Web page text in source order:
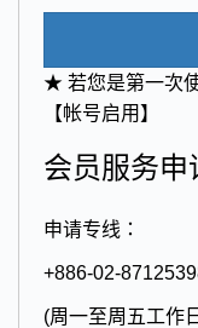
★ 若您是第一次
【帐号启用】
会员服务申
申请专线：
+886-02-
(周一至周五工作